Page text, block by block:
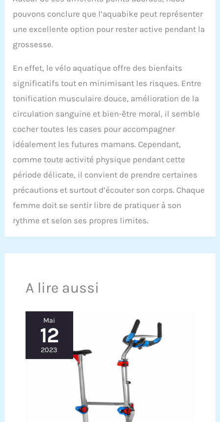
pouvons conclure que l’aquabike peut représenter
une excellente option pour rester active pendant la
grossesse.
En effet, le vélo aquatique offre des bienfaits
significatifs tout en minimisant les risques. Entre
tonification musculaire douce, amélioration de la
circulation sanguine et bien-être moral, il semble
cocher toutes les cases pour accompagner
idéalement les futures mamans. Cependant,
comme toute activité physique pendant cette
période délicate, il convient de prendre certaines
précautions et surtout d’écouter son corps. Chaque
femme doit se sentir libre de pratiquer à son
rythme et selon ses propres limites.
A lire aussi
Mai
12
2023